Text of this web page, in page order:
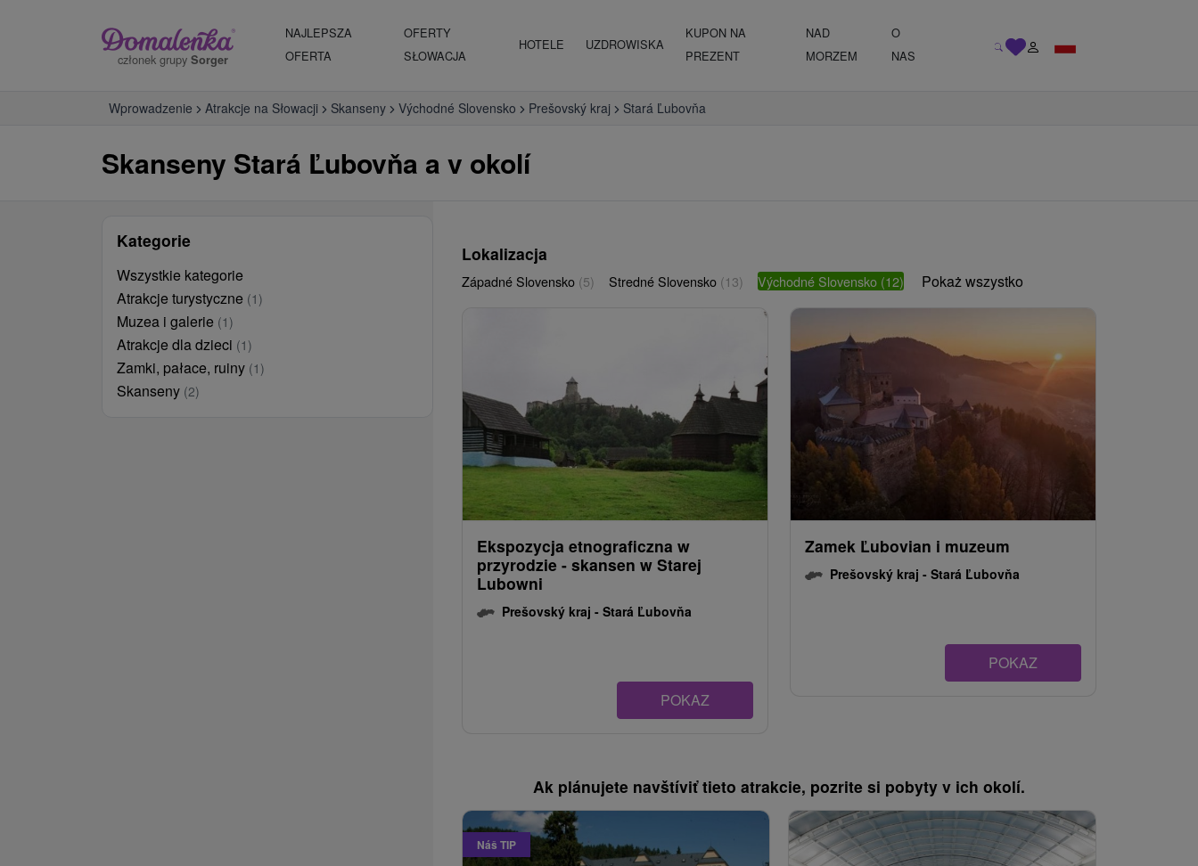
członek grupy Sorger
NAJLEPSZA
OFERTA
OFERTY
SŁOWACJA
HOTELE UZDROWISKA
KUPON NA
PREZENT
NAD
MORZEM
O
NAS
Wprowadzenie Atrakcje na Słowacji Skanseny Východné Slovensko Prešovský kraj Stará Ľubovňa
Skanseny Stará Ľubovňa a v okolí
Kategorie
Wszystkie kategorie
Atrakcje turystyczne (1)
Muzea i galerie (1)
Atrakcje dla dzieci (1)
Zamki, pałace, ruiny (1)
Skanseny (2)
Lokalizacja
Západné Slovensko (5) Stredné Slovensko (13) Východné Slovensko (12) Pokaż wszystko
Ekspozycja etnograficzna w
przyrodzie - skansen w Starej
Lubowni
Prešovský kraj - Stará Ľubovňa
POKAZ
Zamek Ľubovian i muzeum
Prešovský kraj - Stará Ľubovňa
POKAZ
Ak plánujete navštíviť tieto atrakcie, pozrite si pobyty v ich okolí.
Náš TIP